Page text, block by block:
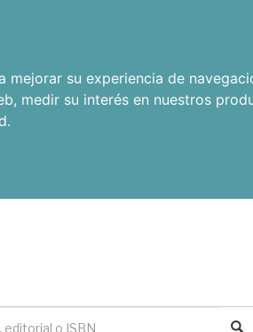
su experiencia de
, medir su interés en nuestros
.